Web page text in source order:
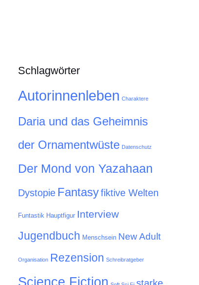
Schlagwörter
Autorinnenleben Charaktere
Daria und das Geheimnis
der Ornamentwüste Datenschutz
Der Mond von Yazahaan
Dystopie Fantasyfiktive Welten
Funtastik Hauptfigur Interview
Jugendbuch Menschsein New Adult
Organisation Rezension Schreibratgeber